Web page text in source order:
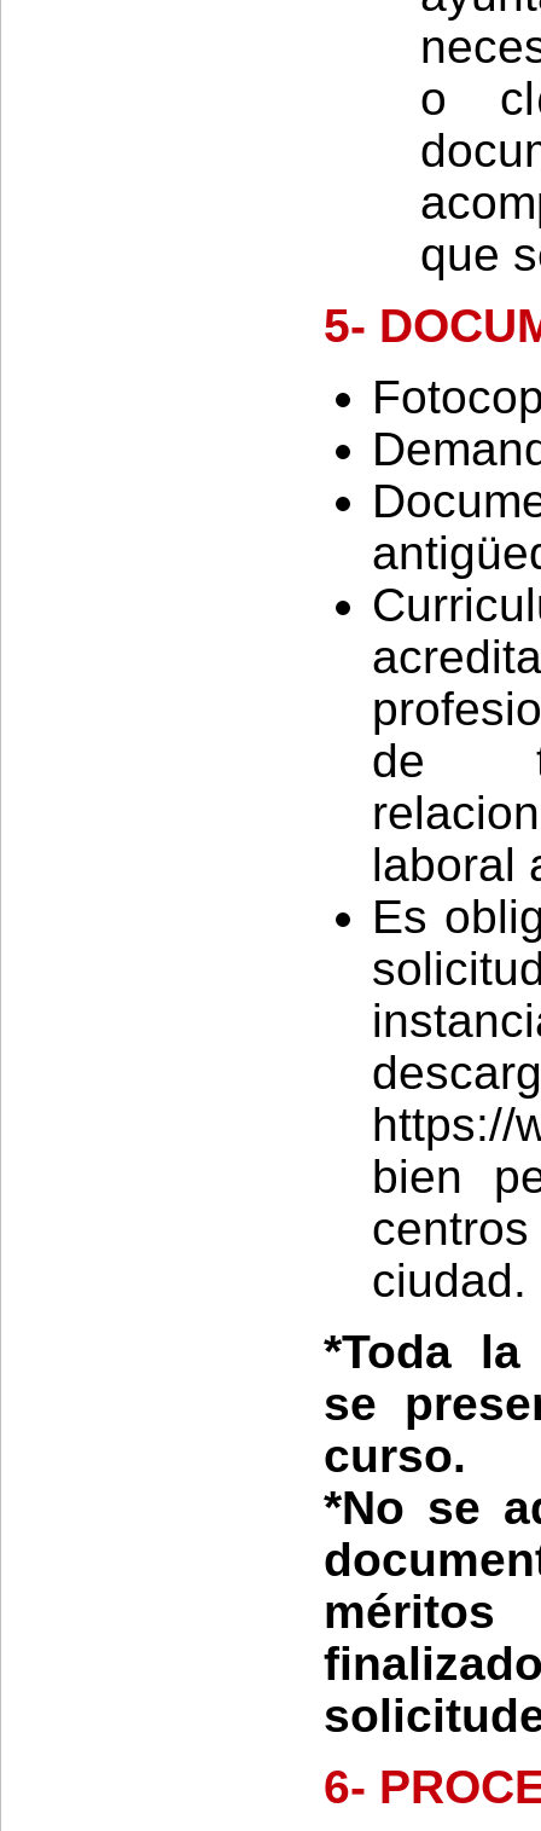
o
que
5-
de
laboral
Es
https://
bien
ciudad.
*Toda la
se
curso.
*No se
6-